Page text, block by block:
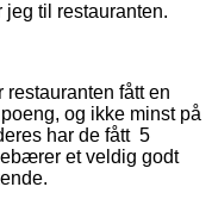
jeg til restauranten.
restauranten fått en
og ikke minst på
har de fått 5
et veldig godt